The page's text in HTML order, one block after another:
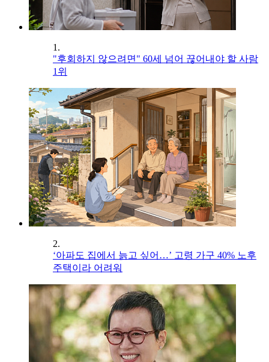
1.
"후회하지 않으려면" 60세 넘어 끊어내야 할 사람
1위
2.
‘아파도 집에서 늙고 싶어…’ 고령 가구 40% 노후
주택이라 어려워